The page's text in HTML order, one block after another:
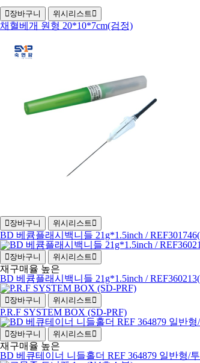
장바구니 위시리스트
채혈베개 원형 20*10*7cm(검정)
장바구니 위시리스트
BD 베큠플래시백니들 21g*1.5inch /
장바구니 위시리스트
재구매율 높은
BD 베큠플래시백니들 21g*1.5inch /
장바구니 위시리스트
P.R.F SYSTEM BOX (SD-PRF)
장바구니 위시리스트
재구매율 높은
BD 베큐테이너 니들홀더 REF 364879 일반형/